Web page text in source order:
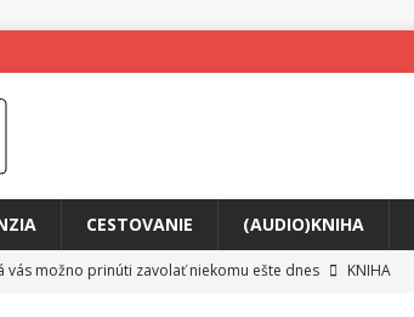
CESTOVANIE (AUDIO)KNIHA
vás možno prinúti zavolať niekomu ešte dnes
KNIHA